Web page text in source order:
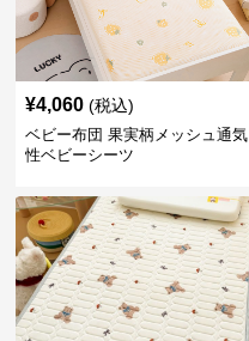
¥4,060 (税込)
ベビー布団 果実柄メッシュ通気
性ベビーシーツ